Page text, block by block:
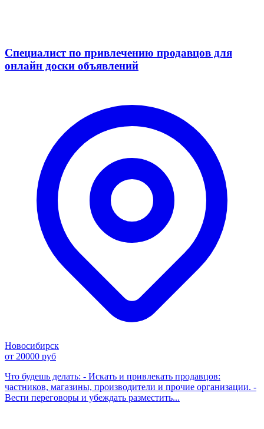
Специалист по привлечению продавцов для
онлайн доски объявлений
Новосибирск
от 20000 руб
Что будешь делать: - Искать и привлекать продавцов:
частников, магазины, производители и прочие организации. -
Вести переговоры и убеждать разместить...